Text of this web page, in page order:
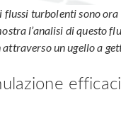
flussi turbolenti sono
l’analisi di questo
un ugello a